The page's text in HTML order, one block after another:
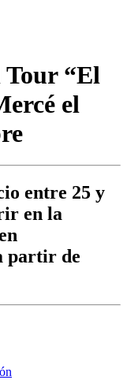
“El
el
entre 25 y
en la
partir de